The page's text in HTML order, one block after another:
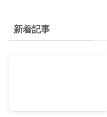
新着記事